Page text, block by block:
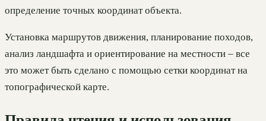
определение точных координат объекта.
Установка маршрутов движения, планирование походов,
анализ ландшафта и ориентирование на местности – все
это может быть сделано с помощью сетки координат на
топографической карте.